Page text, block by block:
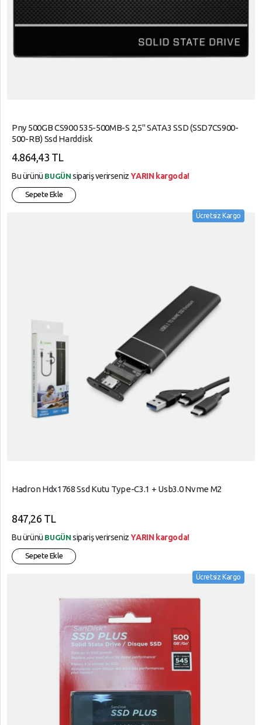
Pny 500GB CS900 535-500MB-S 2,5" SATA3 SSD (SSD7CS900-
500-RB) Ssd Harddisk
4.864,43 TL
Bu ürünü BUGÜN sipariş verirsenizYARIN kargoda!
Sepete Ekle
Ücretsiz Kargo
Hadron Hdx1768 Ssd Kutu Type-C3.1 + Usb3.0 Nvme M2
847,26 TL
Bu ürünü BUGÜN sipariş verirsenizYARIN kargoda!
Sepete Ekle
Ücretsiz Kargo